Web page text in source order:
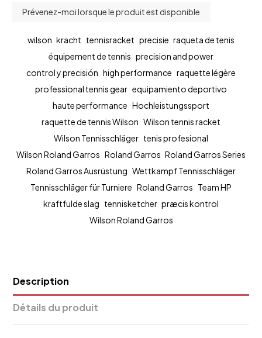
wilson kracht tennisracket precisie raqueta de tenis
équipement de tennis precision and power
control y precisión high performance raquette légère
professional tennis gear equipamiento deportivo
haute performance Hochleistungssport
raquette de tennis Wilson Wilson tennis racket
Wilson Tennisschläger tenis profesional
Wilson Roland Garros Roland Garros Roland Garros Series
Roland Garros Ausrüstung Wettkampf Tennisschläger
Tennisschläger für Turniere Roland Garros Team HP
kraftfulde slag tennisketcher præcis kontrol
Wilson Roland Garros
Description
Détails du produit